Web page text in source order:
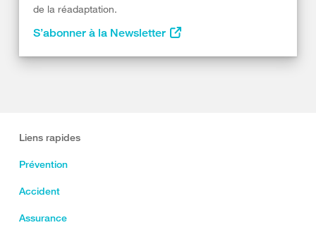
de la réadaptation.
S’abonner à la Newsletter
Liens rapides
Prévention
Accident
Assurance